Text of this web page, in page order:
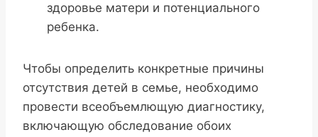
здоровье матери и потенциального
ребенка.
Чтобы определить конкретные причины
отсутствия детей в семье, необходимо
провести всеобъемлющую диагностику,
включающую обследование обоих